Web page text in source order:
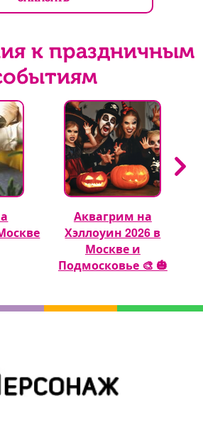
к праздничным
Аквагрим на
Хэллоуин 2026 в
Москве и
Подмосковье 🎨 🎃